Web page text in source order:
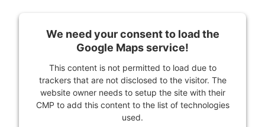
We need your consent to load the
Google Maps service!
This content is not permitted to load due to
trackers that are not disclosed to the visitor. The
website owner needs to setup the site with their
CMP to add this content to the list of technologies
used.